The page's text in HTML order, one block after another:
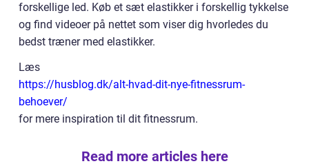
forskellige led. Køb et sæt elastikker i forskellig tykkelse
og find videoer på nettet som viser dig hvorledes du
bedst træner med elastikker.
Læs
https://husblog.dk/alt-hvad-dit-nye-fitnessrum-
behoever/
for mere inspiration til dit fitnessrum.
Read more articles here